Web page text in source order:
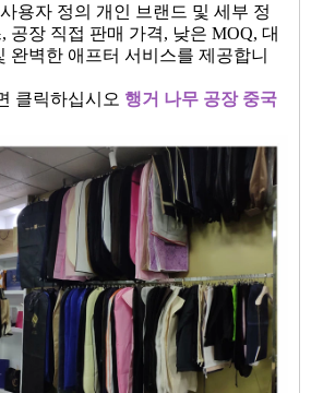
용자 정의 개인 브랜드 및 세부 정
공장 직접 판매 가격, 낮은 MOQ, 대
완벽한 애프터 서비스를 제공합니
클릭하십시오 행거 나무 공장 중국